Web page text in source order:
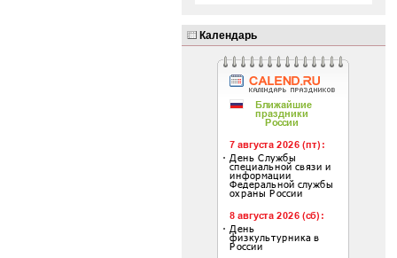
Календарь